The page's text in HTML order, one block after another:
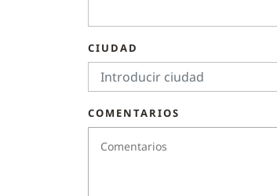
CIUDAD
COMENTARIOS